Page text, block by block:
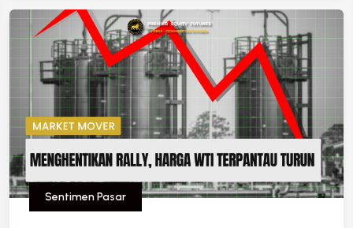
Sentimen Pasar